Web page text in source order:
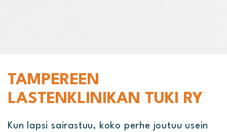
TAMPEREEN
LASTENKLINIKAN TUKI RY
Kun lapsi sairastuu, koko perhe joutuu usein